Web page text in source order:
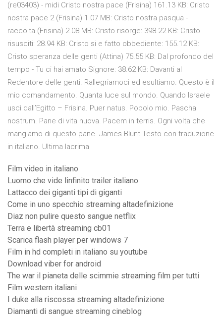
(re03403) - midi Cristo nostra pace (Frisina) 161.13 KB: Cristo
nostra pace 2 (Frisina) 1.07 MB: Cristo nostra pasqua -
raccolta (Frisina) 2.08 MB: Cristo risorge: 398.22 KB: Cristo
risusciti: 28.94 KB: Cristo si e fatto obbediente: 155.12 KB:
Cristo speranza delle genti (Attina) 75.55 KB: Dal profondo del
tempo - Tu ci hai amato Signore: 38.62 KB: Davanti al
Redentore delle genti. Rallegriamoci ed esultiamo. Questo è il
mio comandamento. Quanta luce sul mondo. Quando Israele
uscì dall’Egitto – Frisina. Puer natus. Popolo mio. Pascha
nostrum. Pane di vita nuova. Pacem in terris. Ogni volta che
mangiamo di questo pane. James Blunt Testo con traduzione
in italiano. Ultima lacrima
Film video in italiano
Luomo che vide linfinito trailer italiano
Lattacco dei giganti tipi di giganti
Come in uno specchio streaming altadefinizione
Diaz non pulire questo sangue netflix
Terra e libertà streaming cb01
Scarica flash player per windows 7
Film in hd completi in italiano su youtube
Download viber for android
The war il pianeta delle scimmie streaming film per tutti
Film western italiani
I duke alla riscossa streaming altadefinizione
Diamanti di sangue streaming cineblog